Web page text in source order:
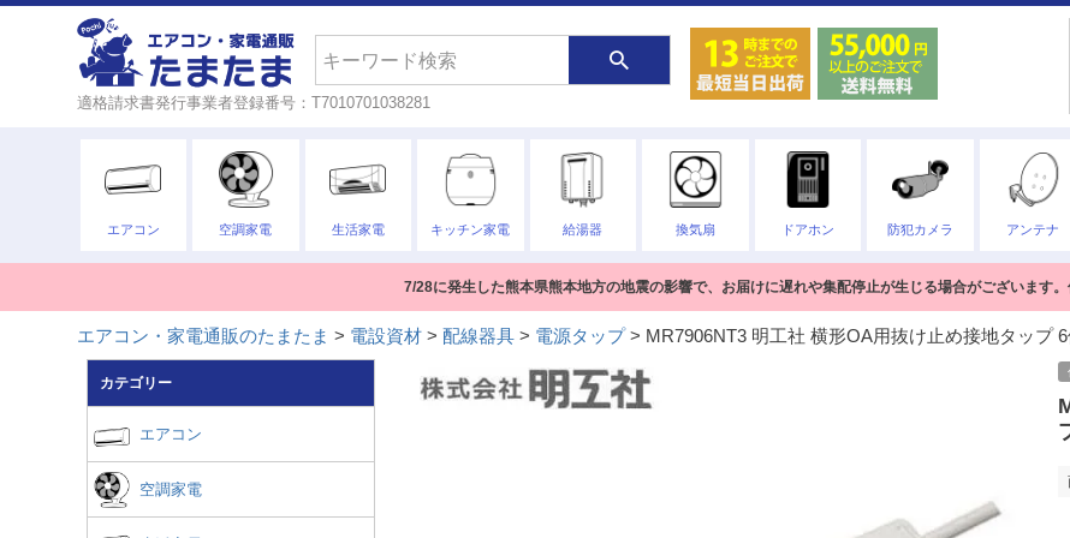
適格請求書発行事業者登録番号：T7010701038281
エアコン 空調家電 生活家電 キッチン家電 給湯器 換気扇 ドアホン 防犯カメラ アンテナ
7/28に発生した熊本県熊本地方の地震の影響で、お届けに遅れや集配停止が生じる場合がございます。
エアコン・家電通販のたまたま 電設資材 配線器具 電源タップ MR7906NT3 明工社 横形OA用抜け止め接地タップ
カテゴリー
エアコン
空調家電